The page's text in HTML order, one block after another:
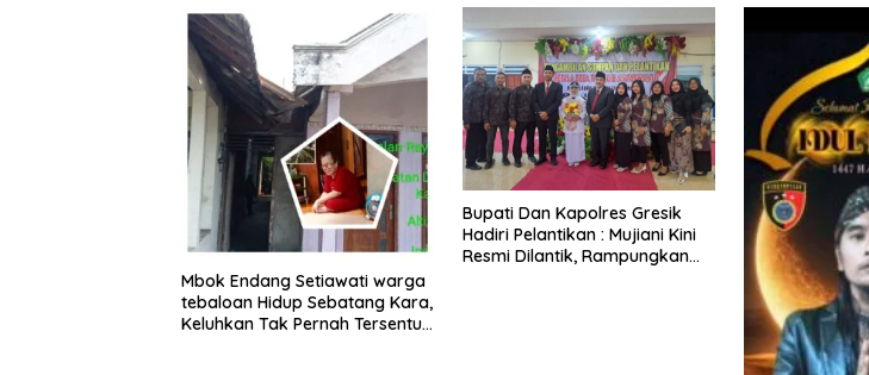
Mbok Endang Setiawati warga
tebaloan Hidup Sebatang Kara,
Keluhkan Tak Pernah Tersentuh
​Bupati Dan Kapolres Gresik
Hadiri Pelantikan : Mujiani Kini
Resmi Dilantik, Rampungkan